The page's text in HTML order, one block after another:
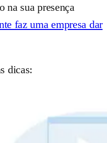
na sua presença
faz uma empresa dar
dicas: